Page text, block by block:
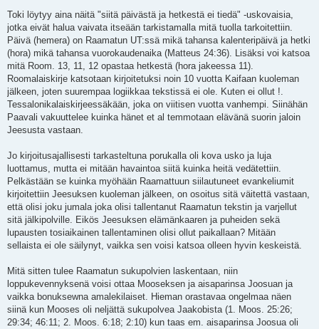
Toki löytyy aina näitä "siitä päivästä ja hetkestä ei tiedä" -uskovaisia,
jotka eivät halua vaivata itseään tarkistamalla mitä tuolla tarkoitettiin.
Päivä (hemera) on Raamatun UT:ssä mikä tahansa kalenteripäivä ja hetki
(hora) mikä tahansa vuorokaudenaika (Matteus 24:36). Lisäksi voi katsoa
mitä Room. 13, 11, 12 opastaa hetkestä (hora jakeessa 11).
Roomalaiskirje katsotaan kirjoitetuksi noin 10 vuotta Kaifaan kuoleman
jälkeen, joten suurempaa logiikkaa tekstissä ei ole. Kuten ei ollut !.
Tessalonikalaiskirjeessäkään, joka on viitisen vuotta vanhempi. Siinähän
Paavali vakuuttelee kuinka hänet et al temmotaan elävänä suorin jaloin
Jeesusta vastaan.
Jo kirjoitusajallisesti tarkasteltuna porukalla oli kova usko ja luja
luottamus, mutta ei mitään havaintoa siitä kuinka heitä vedätettiin.
Pelkästään se kuinka myöhään Raamattuun siilautuneet evankeliumit
kirjoitettiin Jeesuksen kuoleman jälkeen, on osoitus sitä väitettä vastaan,
että olisi joku jumala joka olisi tallentanut Raamatun tekstin ja varjellut
sitä jälkipolville. Eikös Jeesuksen elämänkaaren ja puheiden sekä
lupausten tosiaikainen tallentaminen olisi ollut paikallaan? Mitään
sellaista ei ole säilynyt, vaikka sen voisi katsoa olleen hyvin keskeistä.
Mitä sitten tulee Raamatun sukupolvien laskentaan, niin
loppukevennyksenä voisi ottaa Mooseksen ja aisaparinsa Joosuan ja
vaikka bonuksewna amalekilaiset. Hieman orastavaa ongelmaa näen
siinä kun Mooses oli neljättä sukupolvea Jaakobista (1. Moos. 25:26;
29:34; 46:11; 2. Moos. 6:18; 2:10) kun taas em. aisaparinsa Joosua oli